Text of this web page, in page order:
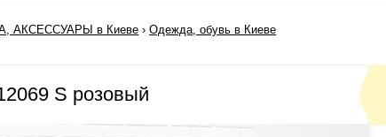
АКСЕССУАРЫ в Киеве ›Одежда, обувь в Киеве
S розовый